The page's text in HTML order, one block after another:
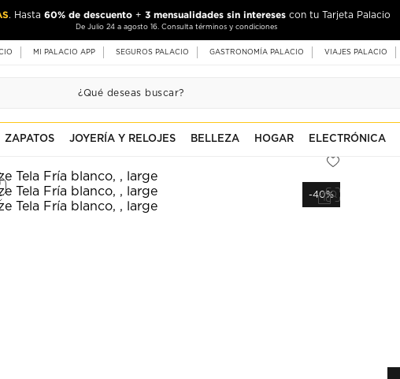
. Hasta 60% de descuento + 3 mensualidades sin intereses con tu Tarjeta Palacio
De Julio 24 a agosto 16. Consulta términos y condiciones
MI PALACIO APP SEGUROS PALACIO GASTRONOMÍA PALACIO VIAJES PALACIO
ZAPATOS JOYERÍA Y RELOJES BELLEZA HOGAR ELECTRÓNICA
-40%